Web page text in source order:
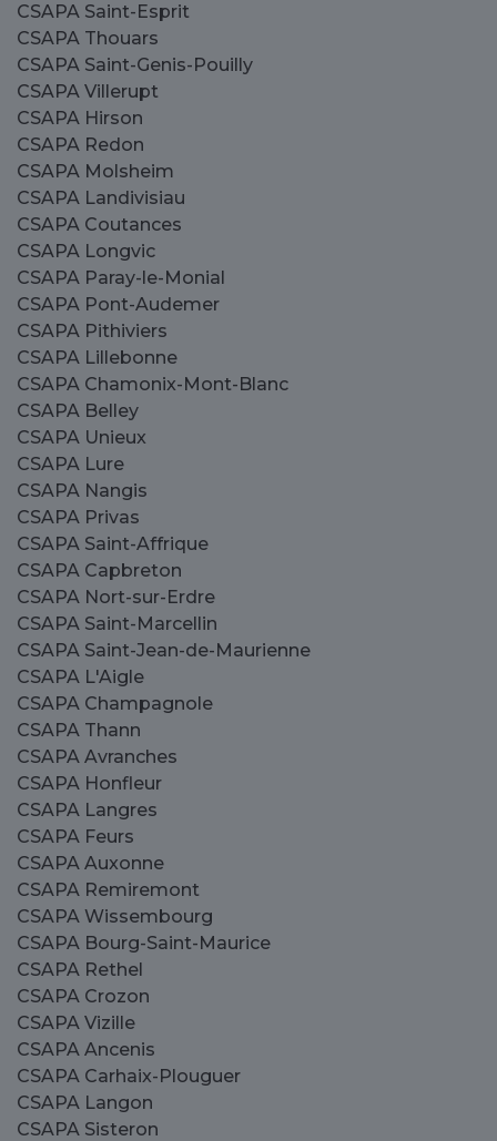
CSAPA Saint-Esprit
CSAPA Thouars
CSAPA Saint-Genis-Pouilly
CSAPA Villerupt
CSAPA Hirson
CSAPA Redon
CSAPA Molsheim
CSAPA Landivisiau
CSAPA Coutances
CSAPA Longvic
CSAPA Paray-le-Monial
CSAPA Pont-Audemer
CSAPA Pithiviers
CSAPA Lillebonne
CSAPA Chamonix-Mont-Blanc
CSAPA Belley
CSAPA Unieux
CSAPA Lure
CSAPA Nangis
CSAPA Privas
CSAPA Saint-Affrique
CSAPA Capbreton
CSAPA Nort-sur-Erdre
CSAPA Saint-Marcellin
CSAPA Saint-Jean-de-Maurienne
CSAPA L'Aigle
CSAPA Champagnole
CSAPA Thann
CSAPA Avranches
CSAPA Honfleur
CSAPA Langres
CSAPA Feurs
CSAPA Auxonne
CSAPA Remiremont
CSAPA Wissembourg
CSAPA Bourg-Saint-Maurice
CSAPA Rethel
CSAPA Crozon
CSAPA Vizille
CSAPA Ancenis
CSAPA Carhaix-Plouguer
CSAPA Langon
CSAPA Sisteron